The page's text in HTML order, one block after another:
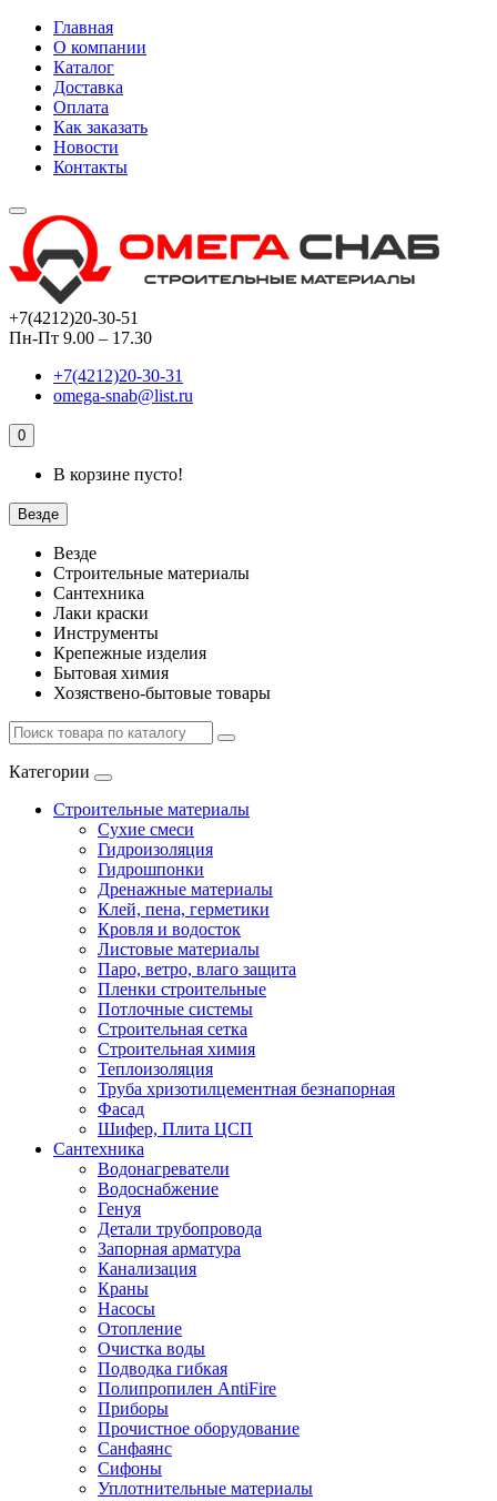
Главная
О компании
Каталог
Доставка
Оплата
Как заказать
Новости
Контакты
+7(4212)20-30-51
Пн-Пт 9.00 – 17.30
+7(4212)20-30-31
omega-snab@list.ru
0
В корзине пусто!
Везде
Везде
Строительные материалы
Сантехника
Лаки краски
Инструменты
Крепежные изделия
Бытовая химия
Хозяствено-бытовые товары
Категории
Строительные материалы
Сухие смеси
Гидроизоляция
Гидрошпонки
Дренажные материалы
Клей, пена, герметики
Кровля и водосток
Листовые материалы
Паро, ветро, влаго защита
Пленки строительные
Потлочные системы
Строительная сетка
Строительная химия
Теплоизоляция
Труба хризотилцементная безнапорная
Фасад
Шифер, Плита ЦСП
Сантехника
Водонагреватели
Водоснабжение
Генуя
Детали трубопровода
Запорная арматура
Канализация
Краны
Насосы
Отопление
Очистка воды
Подводка гибкая
Полипропилен AntiFire
Приборы
Прочистное оборудование
Санфаянс
Сифоны
Уплотнительные материалы